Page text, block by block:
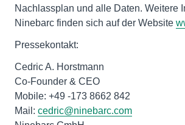
Nachlassplan und alle Daten. Weitere
Ninebarc finden sich auf der Website
Pressekontakt:
Cedric A. Horstmann
Co-Founder & CEO
Mobile: +49 -173 8662 842
Mail: cedric@ninebarc.com